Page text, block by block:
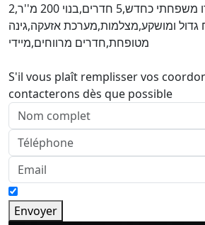
בשכונת שרונה,דו משפחתי כחדש,5 חדרים,בנוי 200 מ''ר,2
ומושקע,מצלמות,מערכת אזעקה,גינה
מטופחת,חדרים מרווחים,מיידי
S'il vous plaît remplisser vos
contacterons dès que possible
Envoyer